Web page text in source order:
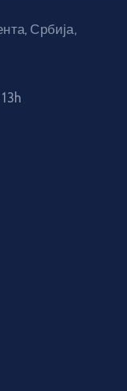
Србија,